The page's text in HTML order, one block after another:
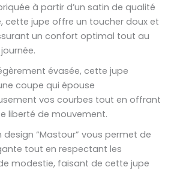
à partir d’un satin de qualité
cette jupe offre un toucher doux et
un confort optimal tout au
évasée, cette jupe
coupe qui épouse
vos courbes tout en offrant
liberté de mouvement.
design “Mastour” vous permet de
tout en respectant les
modestie, faisant de cette jupe